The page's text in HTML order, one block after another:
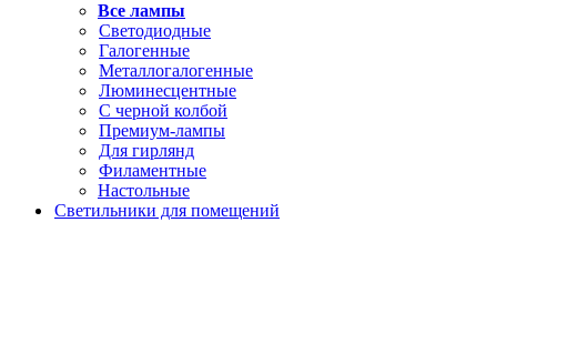
Все лампы
Светодиодные
Галогенные
Металлогалогенные
Люминесцентные
С черной колбой
Премиум-лампы
Для гирлянд
Филаментные
Настольные
Светильники для помещений